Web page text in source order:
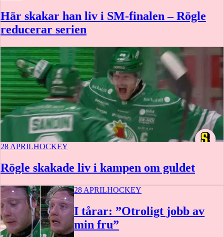
Här skakar han liv i SM-finalen – Rögle
reducerar serien
28 APRILHOCKEY
Rögle skakade liv i kampen om guldet
28 APRILHOCKEY
I tårar: ”Otroligt jobb av
min fru”